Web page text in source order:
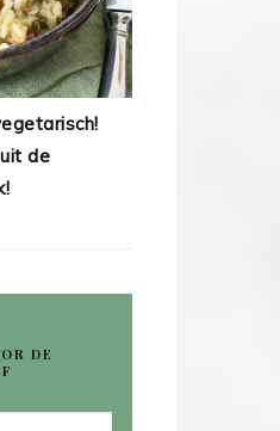
de
DE